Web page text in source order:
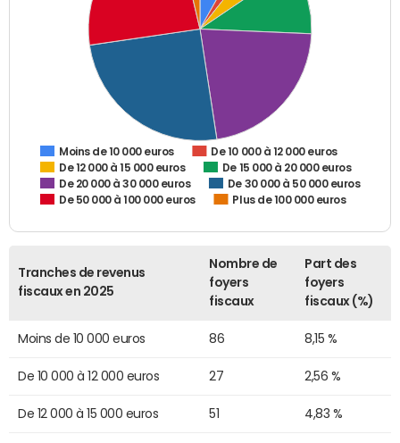
Moins de 10 000 euros
De 10 000 à 12 000 euros
De 12 000 à 15 000 euros
De 15 000 à 20 000 euros
De 20 000 à 30 000 euros
De 30 000 à 50 000 euros
De 50 000 à 100 000 euros
Plus de 100 000 euros
Tranches de revenus
fiscaux en 2025
Nombre de
foyers
fiscaux
Part des
foyers
fiscaux (%)
Moins de 10 000 euros 86 8,15 %
De 10 000 à 12 000 euros 27 2,56 %
De 12 000 à 15 000 euros 51 4,83 %